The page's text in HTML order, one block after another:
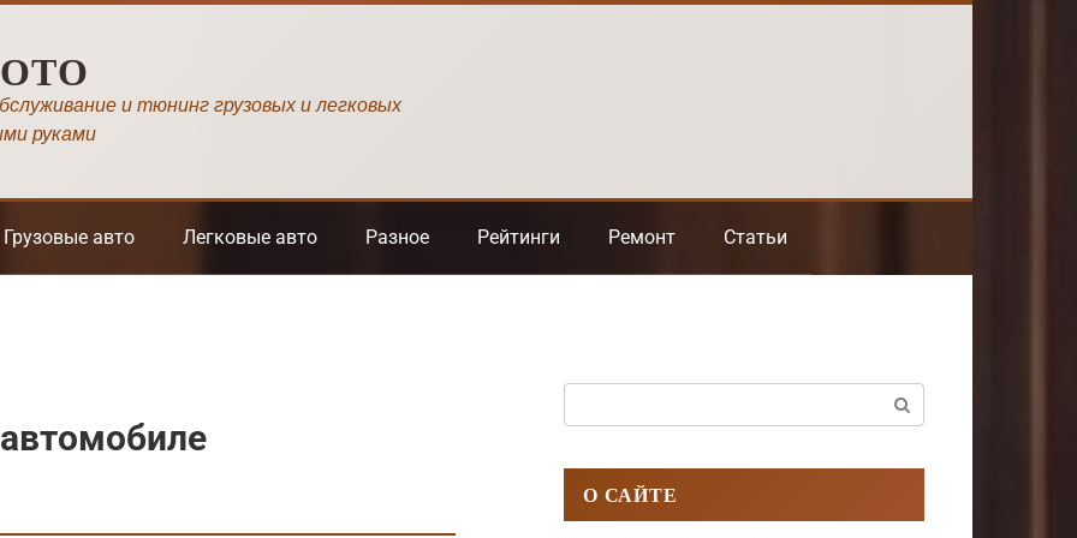
и тюнинг грузовых и легковых
руками
Грузовые авто Легковые авто Разное Рейтинги Ремонт Статьи
О САЙТЕ